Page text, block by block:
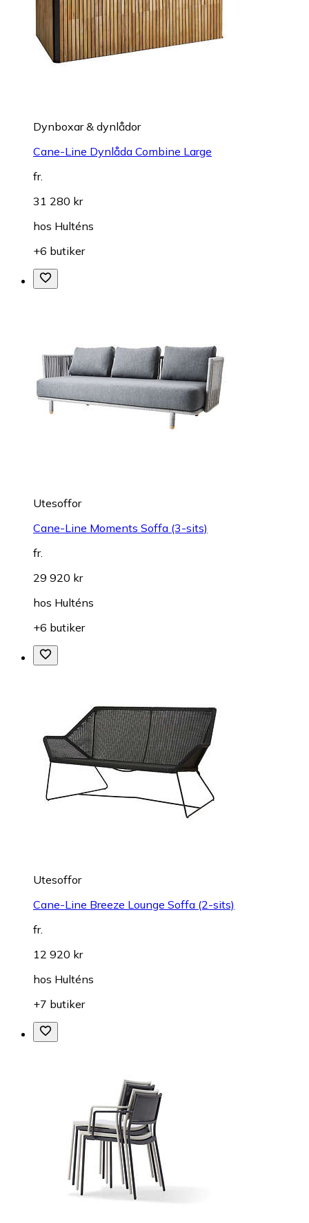
Dynboxar & dynlådor
Cane-Line Dynlåda Combine Large
fr.
31 280 kr
hos Hulténs
+6 butiker
Utesoffor
Cane-Line Moments Soffa (3-sits)
fr.
29 920 kr
hos Hulténs
+6 butiker
Utesoffor
Cane-Line Breeze Lounge Soffa (2-sits)
fr.
12 920 kr
hos Hulténs
+7 butiker